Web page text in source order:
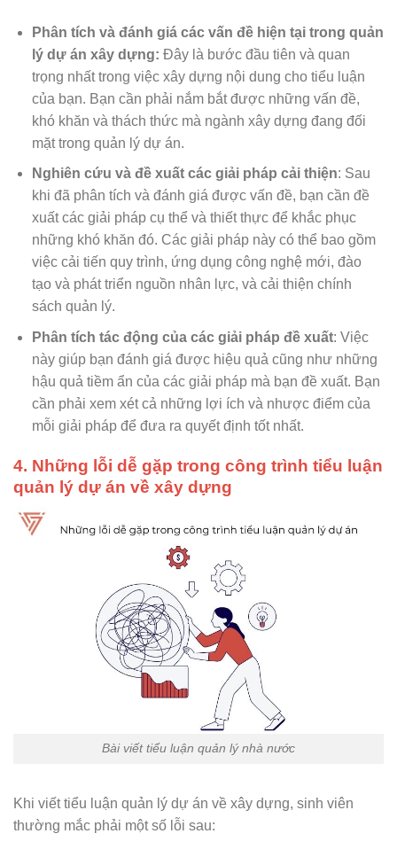
Phân tích và đánh giá các vấn đề hiện tại trong quản
lý dự án xây dựng: Đây là bước đầu tiên và quan
trọng nhất trong việc xây dựng nội dung cho tiểu luận
của bạn. Bạn cần phải nắm bắt được những vấn đề,
khó khăn và thách thức mà ngành xây dựng đang đối
mặt trong quản lý dự án.
Nghiên cứu và đề xuất các giải pháp cải thiện: Sau
khi đã phân tích và đánh giá được vấn đề, bạn cần đề
xuất các giải pháp cụ thể và thiết thực để khắc phục
những khó khăn đó. Các giải pháp này có thể bao gồm
việc cải tiến quy trình, ứng dụng công nghệ mới, đào
tạo và phát triển nguồn nhân lực, và cải thiện chính
sách quản lý.
Phân tích tác động của các giải pháp đề xuất: Việc
này giúp bạn đánh giá được hiệu quả cũng như những
hậu quả tiềm ẩn của các giải pháp mà bạn đề xuất. Bạn
cần phải xem xét cả những lợi ích và nhược điểm của
mỗi giải pháp để đưa ra quyết định tốt nhất.
4. Những lỗi dễ gặp trong công trình tiểu luận
quản lý dự án về xây dựng
Bài viết tiểu luận quản lý nhà nước
Khi viết tiểu luận quản lý dự án về xây dựng, sinh viên
thường mắc phải một số lỗi sau: